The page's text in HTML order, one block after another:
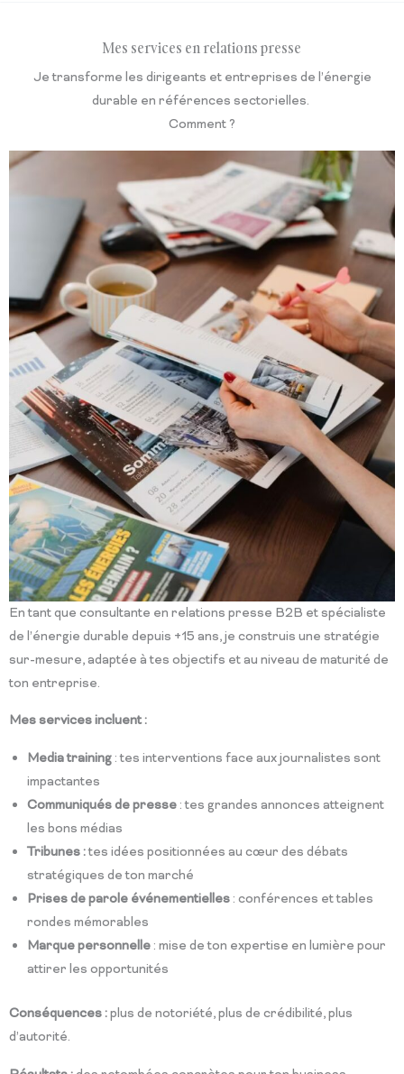
Mes services en relations presse
Je transforme les dirigeants et entreprises de l’énergie
durable en références sectorielles.
Comment ?
En tant que consultante en relations presse B2B et spécialiste
de l’énergie durable depuis +15 ans, je construis une stratégie
sur-mesure, adaptée à tes objectifs et au niveau de maturité de
ton entreprise.
Mes services incluent :
Media training : tes interventions face aux journalistes sont
impactantes
Communiqués de presse : tes grandes annonces atteignent
les bons médias
Tribunes :tes idées positionnées au cœur des débats
stratégiques de ton marché
Prises de parole événementielles : conférences et tables
rondes mémorables
Marque personnelle : mise de ton expertise en lumière pour
attirer les opportunités
Conséquences :plus de notoriété, plus de crédibilité, plus
d’autorité.